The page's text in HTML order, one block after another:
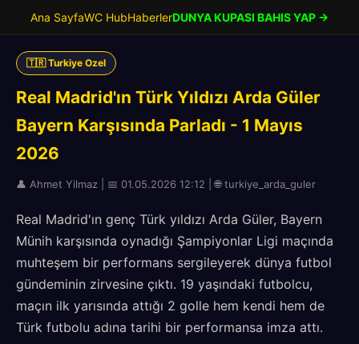
Ana SayfaWC HubHaberlerDUNYA KUPASI BAHIS YAP →
🇹🇷 Turkiye Ozel
Real Madrid'ın Türk Yıldızı Arda Güler
Bayern Karşısında Parladı - 1 Mayıs
2026
👤 Ahmet Yilmaz | 📅 01.05.2026 12:12 | 🌐 turkiye_arda_guler
Real Madrid'ın genç Türk yıldızı Arda Güler, Bayern
Münih karşısında oynadığı Şampiyonlar Ligi maçında
muhteşem bir performans sergileyerek dünya futbol
gündeminin zirvesine çıktı. 19 yaşındaki futbolcu,
maçın ilk yarısında attığı 2 golle hem kendi hem de
Türk futbolu adına tarihi bir performansa imza attı.